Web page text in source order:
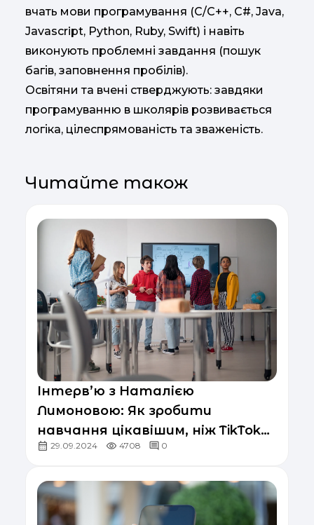
вчать мови програмування (C/C++, C#, Java,
Javascript, Python, Ruby, Swift) і навіть
виконують проблемні завдання (пошук
багів, заповнення пробілів).
Освітяни та вчені стверджують: завдяки
програмуванню в школярів розвивається
логіка, цілеспрямованість та зваженість.
Читайте також
Інтерв’ю з Наталією
Лимоновою: Як зробити
навчання цікавішим, ніж TikTok
під партою
29.09.2024 4708 0